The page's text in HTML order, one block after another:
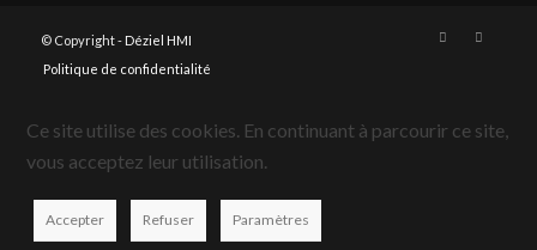
© Copyright - Déziel HMI
Politique de confidentialité
Ce site utilise des cookies. En continuant à parcourir ce site,
vous acceptez leur utilisation.
Accepter Refuser Paramètres